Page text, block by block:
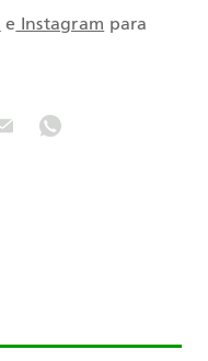
e Instagram para